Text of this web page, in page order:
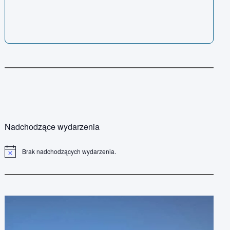
Nadchodzące wydarzenia
P
d
Brak nadchodzących wydarzenia.